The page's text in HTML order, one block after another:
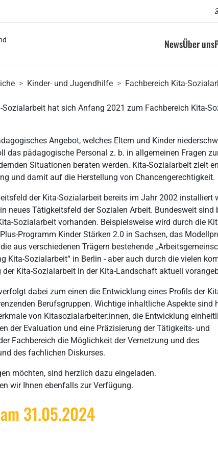
NewsÜber uns
Kinder- und Jugendhilfe Fachbereich Kita-
hat sich Anfang 2021 zum Fachbereich Kita-
Angebot, welches Eltern und Kinder
das pädagogische Personal z. b. in allgemeinen Fragen
Situationen beraten werden. Kita-Sozialarbeit zielt
und damit auf die Herstellung von Chancengerechtigkeit.
der Kita-Sozialarbeit bereits im Jahr 2002 installiert
neues Tätigkeitsfeld der Sozialen Arbeit. Bundesweit sind
Sozialarbeit vorhanden. Beispielsweise wird durch die
Programm Kinder Stärken 2.0 in Sachsen, das
aus verschiedenen Trägern bestehende
Kita-Sozialarbeit“ in Berlin - aber auch durch die vielen
Kita-Sozialarbeit in der Kita-Landschaft aktuell
dabei zum einen die Entwicklung eines Profils der
Berufsgruppen. Wichtige inhaltliche Aspekte sind
von Kitasozialarbeiter:innen, die Entwicklung
der Evaluation und eine Präzisierung der Tätigkeits- und
Fachbereich die Möglichkeit der Vernetzung und des
des fachlichen Diskurses.
möchten, sind herzlich dazu eingeladen.
wir Ihnen ebenfalls zur Verfügung.
31.05.2024